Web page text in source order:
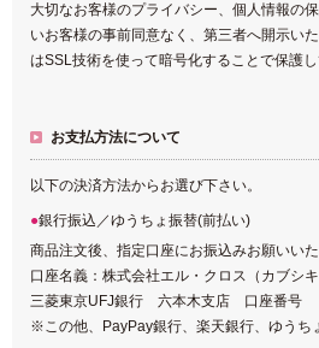
大切なお客様のプライバシー、個人情報の
いお客様の事前同意なく、第三者へ開示い
はSSL技術を使って暗号化することで保護し
お支払方法について
以下の決済方法からお選び下さい。
銀行振込／ゆうちょ振替(前払い)
商品注文後、指定口座にお振込みお願いいた
口座名義：株式会社エル・クロス（カブシ
三菱東京UFJ銀行 六本木支店 口座番号
※この他、PayPay銀行、楽天銀行、ゆうち